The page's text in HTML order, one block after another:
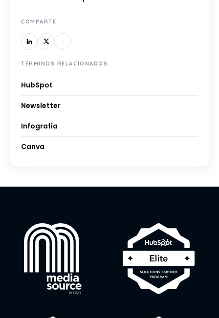
COMPARTE
TÉRMINOS RELACIONADOS
HubSpot
Newsletter
Infografía
Canva